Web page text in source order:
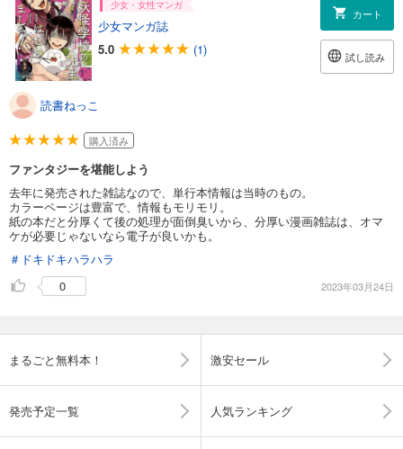
少女・女性マンガ
少女マンガ誌
5.0
(1)
カート
試し読み
読書ねっこ
購入済み
ファンタジーを堪能しよう
去年に発売された雑誌なので、単行本情報は当時のもの。
カラーページは豊富で、情報もモリモリ。
紙の本だと分厚くて後の処理が面倒臭いから、分厚い漫画雑誌は、オマ
ケが必要じゃないなら電子が良いかも。
＃ドキドキハラハラ
0
2023年03月24日
まるごと無料本！ 激安セール
発売予定一覧 人気ランキング